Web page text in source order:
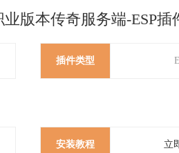
版本传奇服务端-ESP插
插件类型
安装教程 立